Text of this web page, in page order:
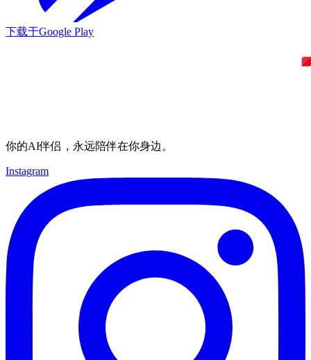
下载于Google Play
你的AI伴侣，永远陪伴在你身边。
Instagram